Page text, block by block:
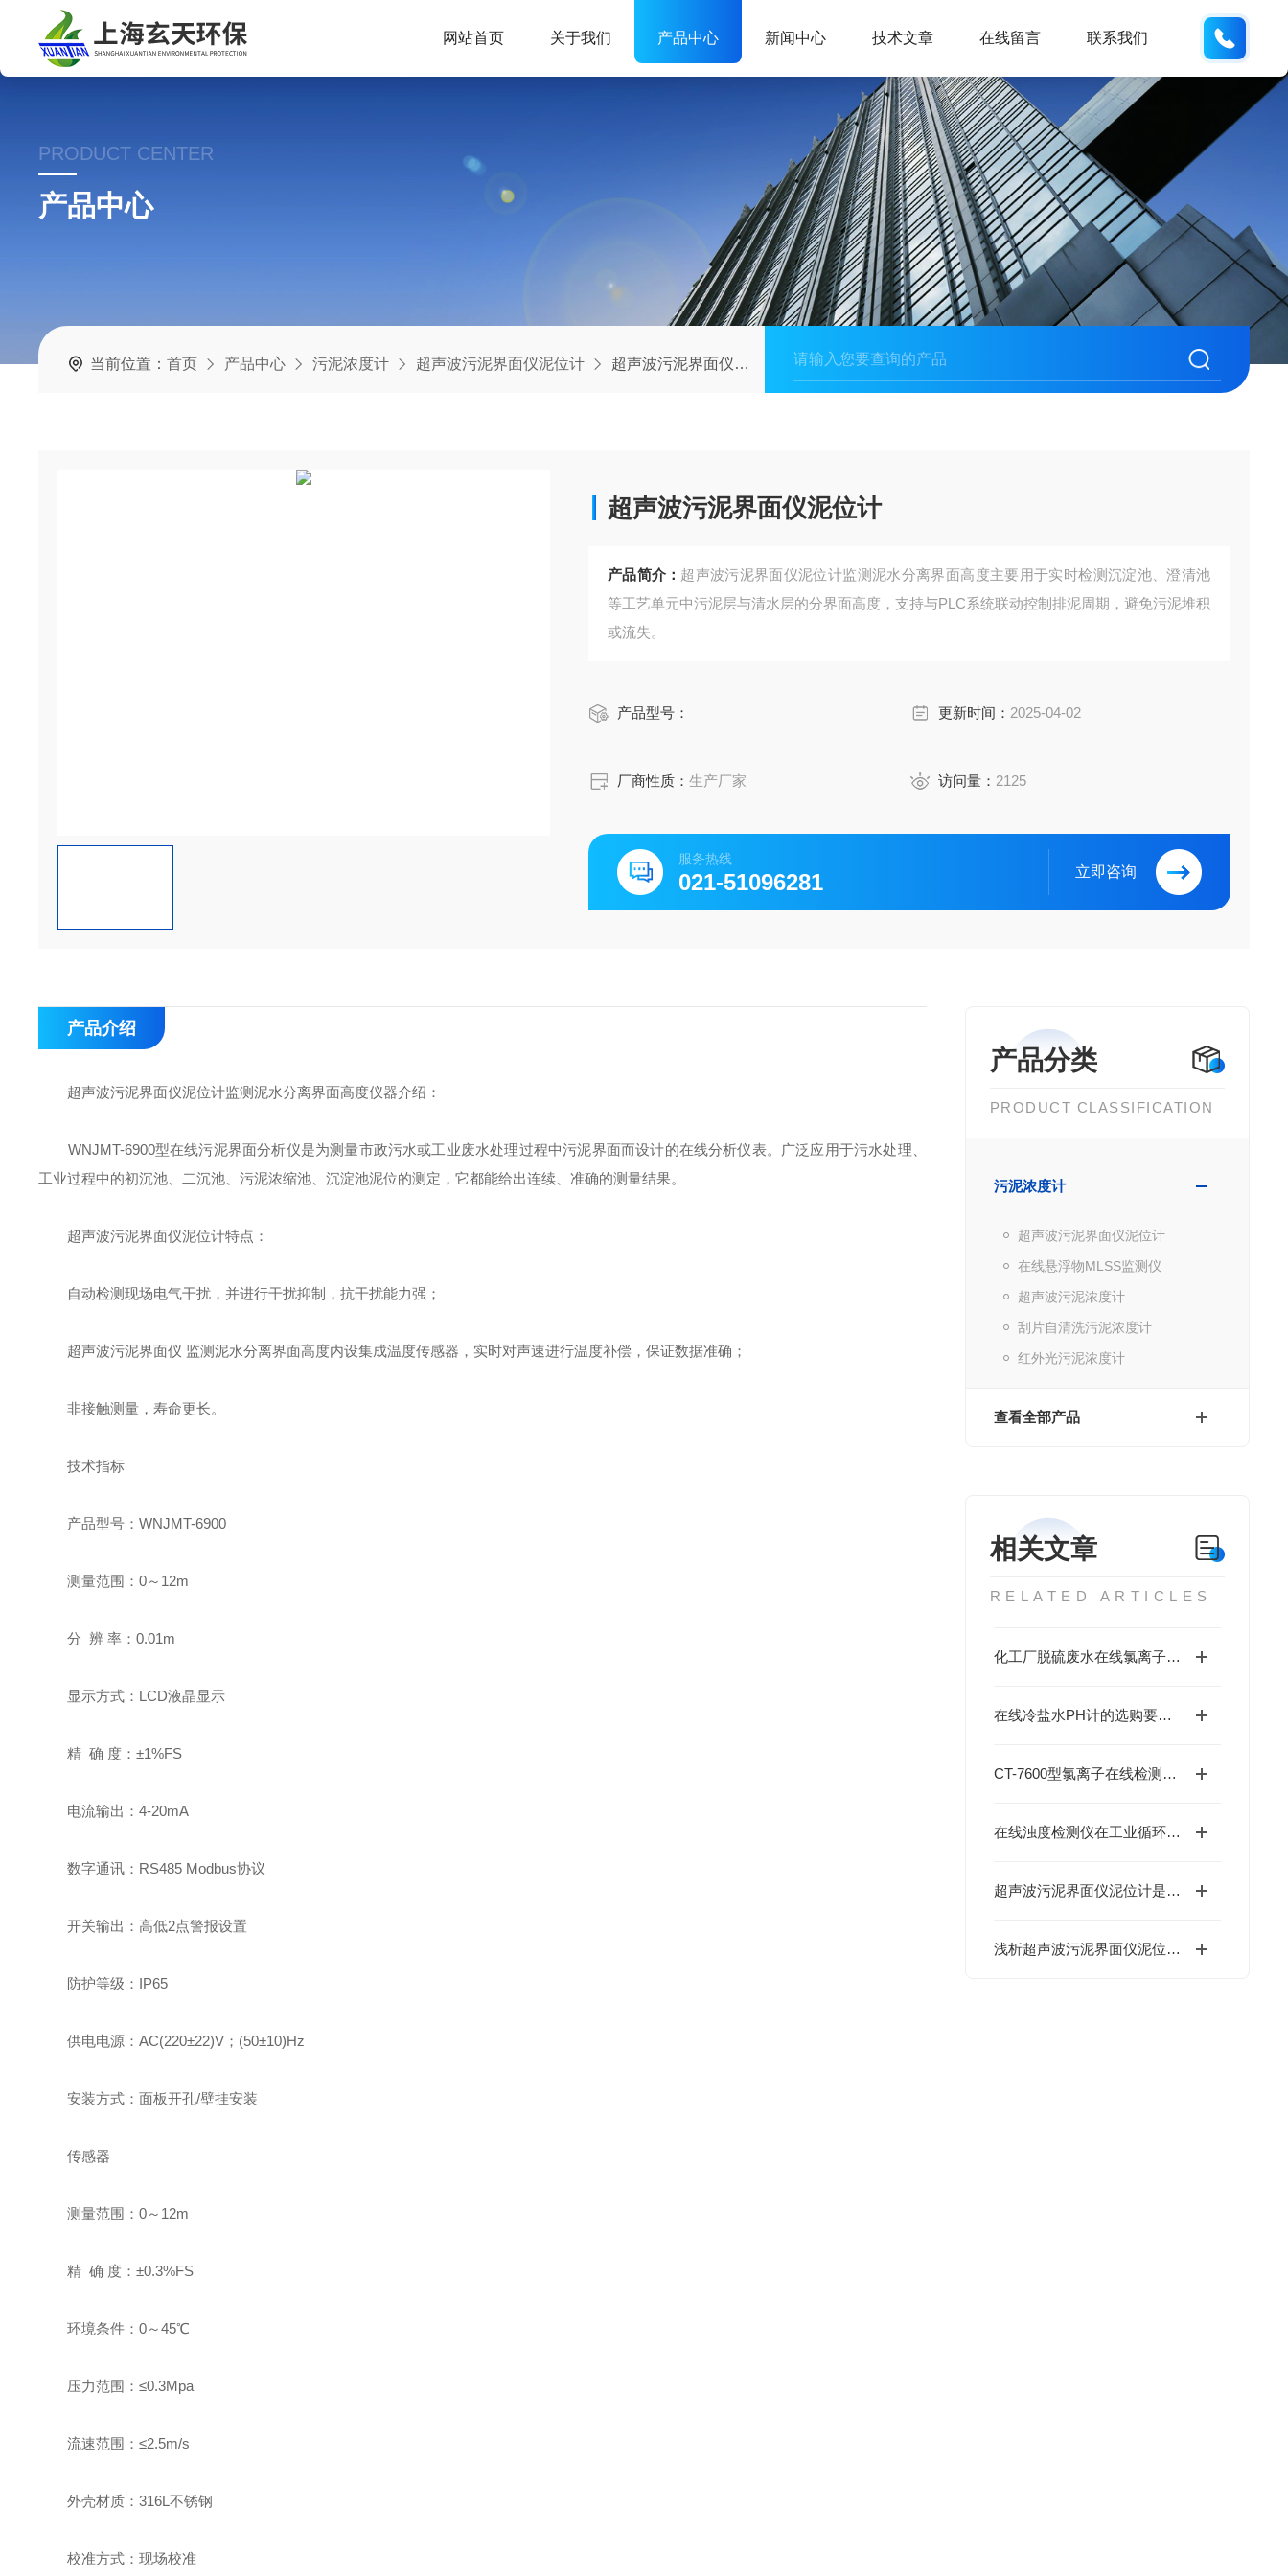
网站首页 关于我们 产品中心 新闻中心 技术文章 在线留言 联系我们
PRODUCT CENTER
产品中心
当前位置：首页 产品中心 污泥浓度计 超声波污泥界面仪泥位计 超声波污泥界面仪泥位计
超声波污泥界面仪泥位计
产品简介： 超声波污泥界面仪泥位计监测泥水分离界面高度主要用于实时检测沉淀池、澄清池
等工艺单元中污泥层与清水层的分界面高度，支持与PLC系统联动控制排泥周期，避免污泥堆积
或流失。
产品型号： 更新时间： 2025-04-02
厂商性质：生产厂家 访问量： 2125
服务热线
021-51096281 立即咨询
产品分类
PRODUCT CLASSIFICATION
污泥浓度计
超声波污泥界面仪泥位计
在线悬浮物MLSS监测仪
超声波污泥浓度计
刮片自清洗污泥浓度计
红外光污泥浓度计
查看全部产品
相关文章
RELATED ARTICLES
化工厂脱硫废水在线氯离子浓度检测仪的具体应用介绍
在线冷盐水PH计的选购要点全解析
CT-7600型氯离子在线检测仪：0.01-35000mg/L宽量程自动切换功能
在线浊度检测仪在工业循环水中的应用介绍
超声波污泥界面仪泥位计是提升运营管理水平的“数据基石”
浅析超声波污泥界面仪泥位计的工作原理
产品介绍
超声波污泥界面仪泥位计监测泥水分离界面高度仪器介绍：
WNJMT-6900型在线污泥界面分析仪是为测量市政污水或工业废水处理过程中污泥界面而设计的在线分析仪表。广泛应用于污水处理、
工业过程中的初沉池、二沉池、污泥浓缩池、沉淀池泥位的测定，它都能给出连续、准确的测量结果。
超声波污泥界面仪泥位计特点：
自动检测现场电气干扰，并进行干扰抑制，抗干扰能力强；
超声波污泥界面仪 监测泥水分离界面高度内设集成温度传感器，实时对声速进行温度补偿，保证数据准确；
非接触测量，寿命更长。
技术指标
产品型号：WNJMT-6900
测量范围：0～12m
分 辨 率：0.01m
显示方式：LCD液晶显示
精 确 度：±1%FS
电流输出：4-20mA
数字通讯：RS485 Modbus协议
开关输出：高低2点警报设置
防护等级：IP65
供电电源：AC(220±22)V；(50±10)Hz
安装方式：面板开孔/壁挂安装
传感器
测量范围：0～12m
精 确 度：±0.3%FS
环境条件：0～45℃
压力范围：≤0.3Mpa
流速范围：≤2.5m/s
外壳材质：316L不锈钢
校准方式：现场校准